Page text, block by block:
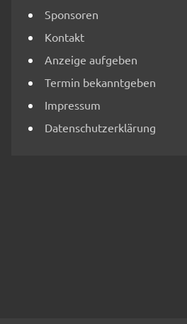
Sponsoren
Kontakt
Anzeige aufgeben
Termin bekanntgeben
Impressum
Datenschutzerklärung